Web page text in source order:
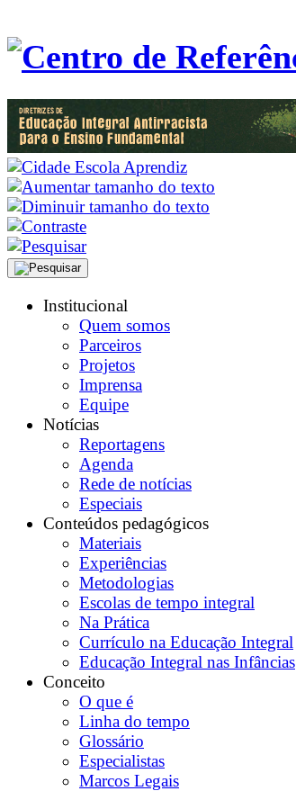
Institucional
Quem somos
Parceiros
Projetos
Imprensa
Equipe
Notícias
Reportagens
Agenda
Rede de notícias
Especiais
Conteúdos pedagógicos
Materiais
Experiências
Metodologias
Escolas de tempo integral
Na Prática
Currículo na Educação Integral
Educação Integral nas Infâncias
Conceito
O que é
Linha do tempo
Glossário
Especialistas
Marcos Legais